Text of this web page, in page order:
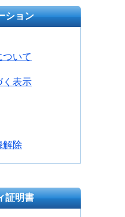
ション
ついて
く表示
解除
証明書